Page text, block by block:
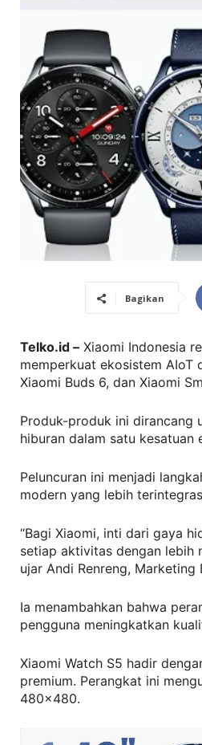
Bagikan
Telko.id – Xiaomi Indonesia
memperkuat ekosistem AIoT
Xiaomi Buds 6, dan Xiaomi
Produk-produk ini dirancang
hiburan dalam satu kesatuan
Peluncuran ini menjadi
modern yang lebih
“Bagi Xiaomi, inti dari gaya
setiap aktivitas dengan lebih
ujar Andi Renreng,
Ia menambahkan bahwa
pengguna meningkatkan
Xiaomi Watch S5 hadir
premium. Perangkat ini
480×480.